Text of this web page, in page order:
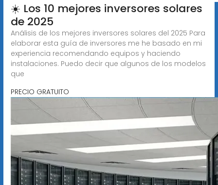
☀️ Los 10 mejores inversores solares
de 2025
Análisis de los mejores inversores solares del 2025 Para
elaborar esta guía de inversores me he basado en mi
experiencia recomendando equipos y haciendo
instalaciones. Puedo decir que algunos de los modelos
que
PRECIO GRATUITO